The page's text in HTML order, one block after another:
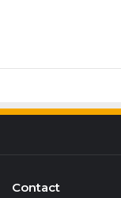
Contact